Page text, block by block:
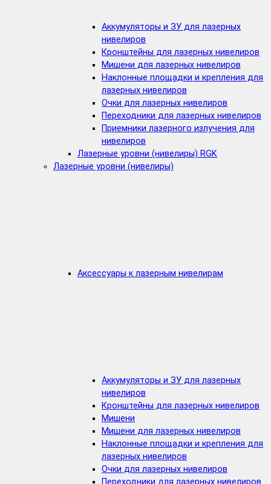
Аккумуляторы и ЗУ для лазерных
нивелиров
Кронштейны для лазерных нивелиров
Мишени для лазерных нивелиров
Наклонные площадки и крепления для
лазерных нивелиров
Очки для лазерных нивелиров
Переходники для лазерных нивелиров
Приемники лазерного излучения для
нивелиров
Лазерные уровни (нивелиры) RGK
Лазерные уровни (нивелиры)
Аксессуары к лазерным нивелирам
Аккумуляторы и ЗУ для лазерных
нивелиров
Кронштейны для лазерных нивелиров
Мишени
Мишени для лазерных нивелиров
Наклонные площадки и крепления для
лазерных нивелиров
Очки для лазерных нивелиров